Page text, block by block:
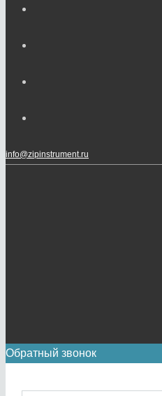
info@zipinstrument.ru
Обратный звонок